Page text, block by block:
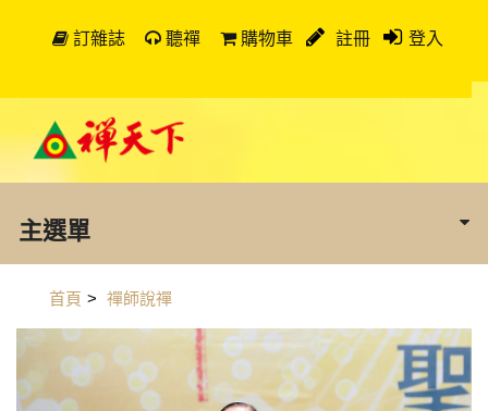
訂雜誌 聽禪 購物車 註冊 登入
主選單
首頁 > 禪師說禪